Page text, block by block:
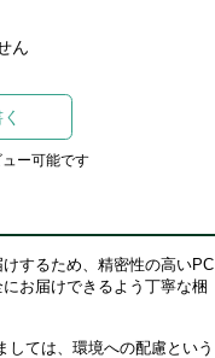
ん
ー可能です
するため、精密性の高いPC
お届けできるよう丁寧な梱
しては、環境への配慮という